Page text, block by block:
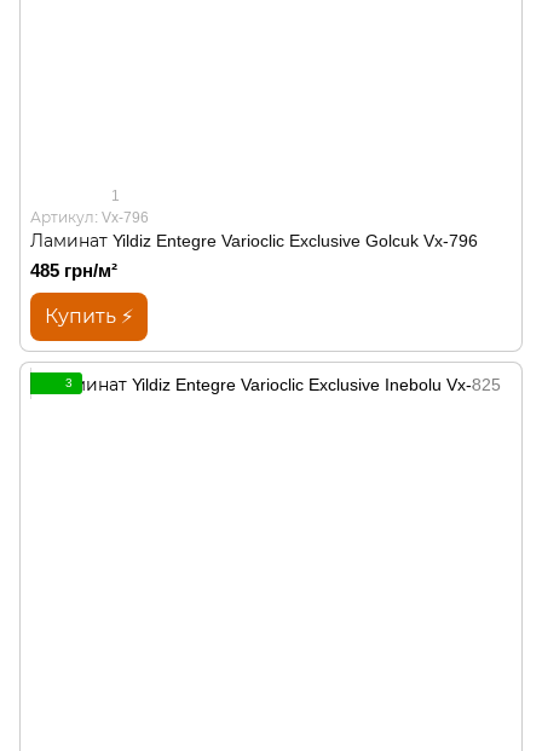
1
Артикул: Vx-796
Ламинат Yildiz Entegre Varioclic Exclusive Golcuk Vx-796
485 грн/м²
Купить ⚡
3